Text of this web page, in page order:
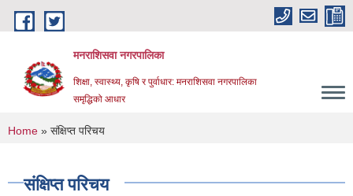
Skip to main content
मनराशिसवा नगरपालिका
शिक्षा, स्वास्थ्य, कृषि र पुर्वाधार: मनराशिसवा नगरपालिका
समृद्धिको आधार
You are here
Home » संक्षिप्त परिचय
संक्षिप्त परिचय